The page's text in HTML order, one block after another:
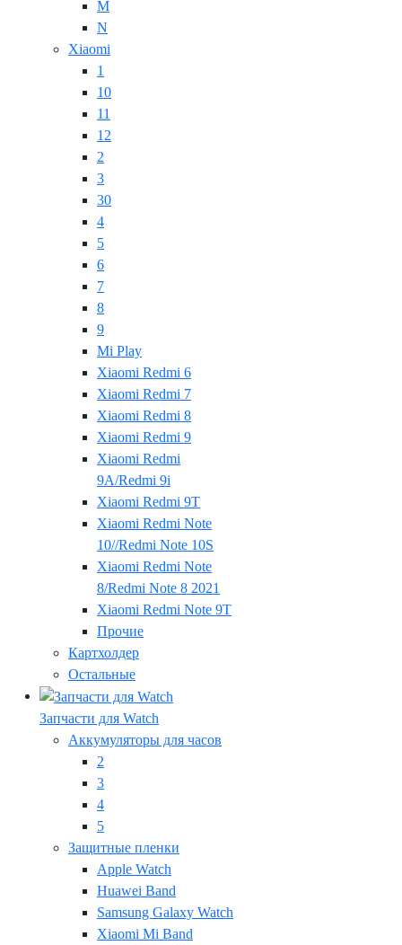
M
N
Xiaomi
1
10
11
12
2
3
30
4
5
6
7
8
9
Mi Play
Xiaomi Redmi 6
Xiaomi Redmi 7
Xiaomi Redmi 8
Xiaomi Redmi 9
Xiaomi Redmi
9A/Redmi 9i
Xiaomi Redmi 9T
Xiaomi Redmi Note
10//Redmi Note 10S
Xiaomi Redmi Note
8/Redmi Note 8 2021
Xiaomi Redmi Note 9T
Прочие
Картхолдер
Остальные
Запчасти для Watch
Аккумуляторы для часов
2
3
4
5
Защитные пленки
Apple Watch
Huawei Band
Samsung Galaxy Watch
Xiaomi Mi Band